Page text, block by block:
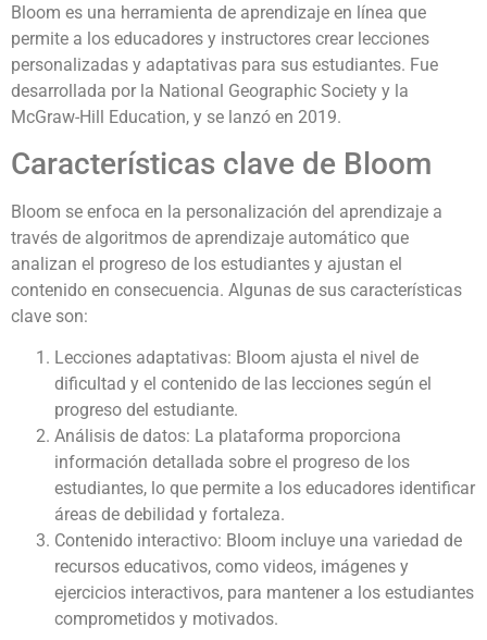
Bloom es una herramienta de aprendizaje en línea que
permite a los educadores y instructores crear lecciones
personalizadas y adaptativas para sus estudiantes. Fue
desarrollada por la National Geographic Society y la
McGraw-Hill Education, y se lanzó en 2019.
Características clave de Bloom
Bloom se enfoca en la personalización del aprendizaje a
través de algoritmos de aprendizaje automático que
analizan el progreso de los estudiantes y ajustan el
contenido en consecuencia. Algunas de sus características
clave son:
Lecciones adaptativas: Bloom ajusta el nivel de
dificultad y el contenido de las lecciones según el
progreso del estudiante.
Análisis de datos: La plataforma proporciona
información detallada sobre el progreso de los
estudiantes, lo que permite a los educadores identificar
áreas de debilidad y fortaleza.
Contenido interactivo: Bloom incluye una variedad de
recursos educativos, como videos, imágenes y
ejercicios interactivos, para mantener a los estudiantes
comprometidos y motivados.